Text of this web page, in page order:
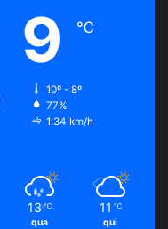
9 ℃
10º - 8º
77%
1.34 km/h
13 ℃
qua
11 ℃
qui